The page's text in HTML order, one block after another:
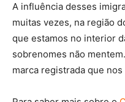
A influência desses
muitas vezes, na região
que estamos no interior
sobrenomes não
marca registrada que